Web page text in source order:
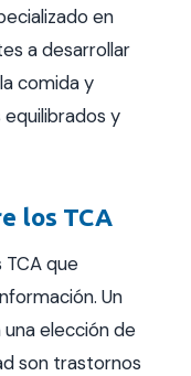
en
a desarrollar
comida y
y
los TCA
que
Un
elección de
son trastornos